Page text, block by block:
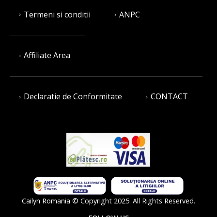
Termeni si conditii ANPC
Affiliate Area
Declaratie de Conformitate CONTACT
Cailyn Romania © Copyright 2025. All Rights Reserved.